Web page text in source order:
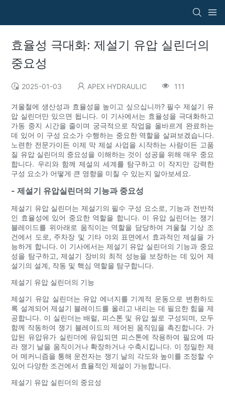
효율성 극대화: 제설기 유압 실린더의
중요성
2025-01-03 APEX HYDRAULIC 111
겨울철에 생산성과 효율성을 높이고 싶으십니까? 필수 제설기 유
압 실린더만 있으면 됩니다. 이 기사에서는 효율성을 극대화하고
가동 중지 시간을 줄이며 궁극적으로 작업을 올바르게 완료하는
데 있어 이 구성 요소가 수행하는 중요한 역할을 살펴보겠습니다.
노련한 전문가이든 이제 막 제설 사업을 시작하는 사람이든 고품
질 유압 실린더의 중요성을 이해하는 것이 성공을 위해 매우 중요
합니다. 우리와 함께 제설의 세계를 탐구하고 이 작지만 강력한
구성 요소가 어떻게 큰 영향을 미칠 수 있는지 알아보세요.
- 제설기 유압실린더의 기능과 중요성
제설기 유압 실린더는 제설기의 필수 구성 요소로, 기능과 전반적
인 효율성에 있어 중요한 역할을 합니다. 이 유압 실린더는 쟁기
블레이드를 위아래로 움직이는 역할을 담당하여 겨울철 기상 조
건에서 도로, 주차장 및 기타 야외 표면에서 효과적인 제설을 가
능하게 합니다. 이 기사에서는 제설기 유압 실린더의 기능과 중요
성을 탐구하고, 제설기 장비의 최적 성능을 보장하는 데 있어 제
설기의 설계, 작동 및 핵심 역할을 탐구합니다.
제설기 유압 실린더의 기능
제설기 유압 실린더는 유압 에너지를 기계적 운동으로 변환하도
록 설계되어 제설기 블레이드를 올리고 내리는 데 필요한 힘을 제
공합니다. 이 실린더는 배럴, 피스톤 및 유압 씰로 구성되며, 모두
함께 작동하여 쟁기 블레이드의 제어된 움직임을 촉진합니다. 가
압된 유압유가 실린더에 유입되면 피스톤에 작용하여 필요에 따
라 쟁기 날을 움직이거나 확장하거나 수축시킵니다. 이 정밀한 제
어 메커니즘을 통해 운전자는 쟁기 날의 각도와 높이를 조정할 수
있어 다양한 조건에서 효율적인 제설이 가능합니다.
제설기 유압 실린더의 중요성